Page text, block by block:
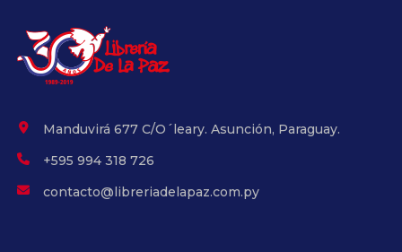
Manduvirá 677 C/O´leary. Asunción, Paraguay.
+595 994 318 726
contacto@libreriadelapaz.com.py